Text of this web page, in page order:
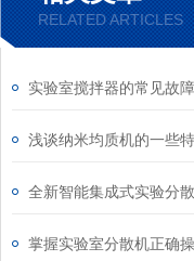
RELATED ARTICLES
浅谈纳米均质机的一些
全新智能集成式实验分